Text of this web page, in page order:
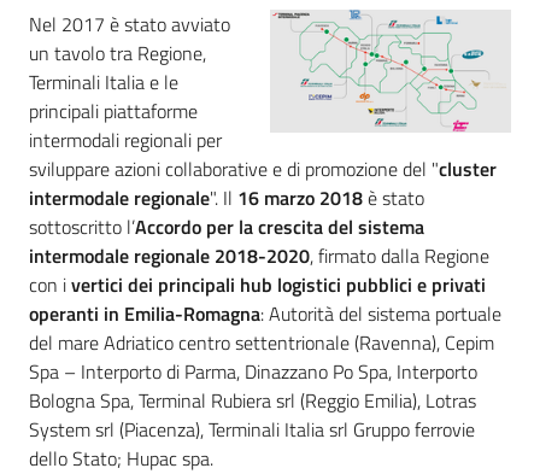
ferroviario
e
fluviomarittimo
Porto
di
Ravenna
Mobilità
Argomenti
Nel 2017 è stato avviato
un tavolo tra Regione,
Terminali Italia e le
principali piattaforme
intermodali regionali per
sviluppare azioni collaborative e di promozione del "cluster
intermodale regionale". Il 16 marzo 2018è stato
sottoscritto l’Accordo per la crescita del sistema
intermodale regionale 2018-2020, firmato dalla Regione
con ivertici dei principali hub logistici pubblici e privati
operanti in Emilia-Romagna: Autorità del sistema portuale
del mare Adriatico centro settentrionale (Ravenna), Cepim
Spa – Interporto di Parma, Dinazzano Po Spa, Interporto
Bologna Spa, Terminal Rubiera srl (Reggio Emilia), Lotras
System srl (Piacenza), Terminali Italia srl Gruppo ferrovie
dello Stato; Hupac spa.